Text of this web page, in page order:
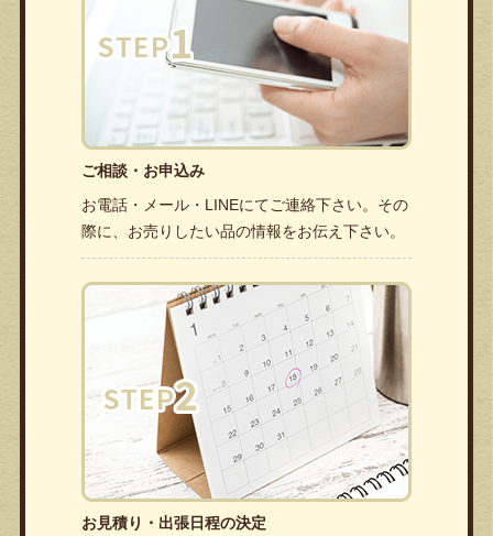
ご相談・お申込み
お電話・メール・LINEにてご連絡下さい。その
際に、お売りしたい品の情報をお伝え下さい。
お見積り・出張日程の決定